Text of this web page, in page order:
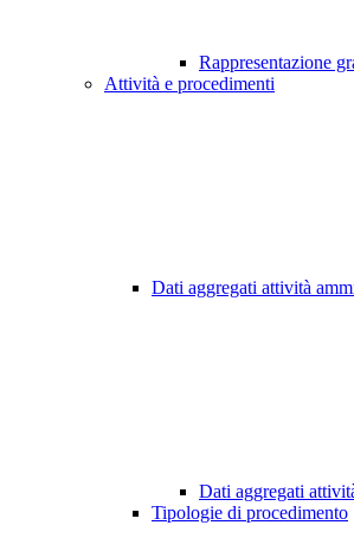
Rappresentazione
Attività e procedimenti
Dati aggregati attività
Dati aggregati
Tipologie di procedimento